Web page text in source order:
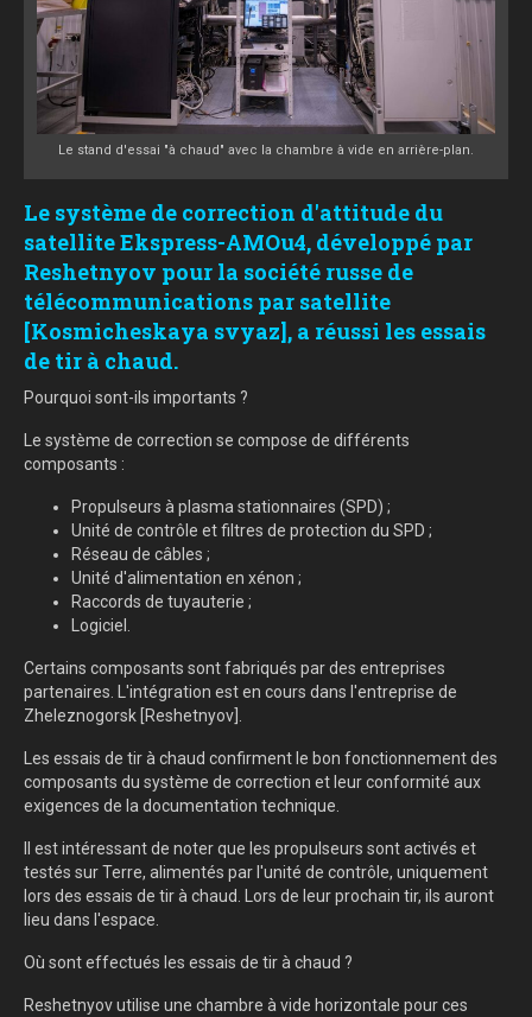
Le stand d'essai "à chaud" avec la chambre à vide en arrière-plan.
Le système de correction d'attitude du
satellite Ekspress-AMOu4, développé par
Reshetnyov pour la société russe de
télécommunications par satellite
[Kosmicheskaya svyaz], a réussi les essais
de tir à chaud.
Pourquoi sont-ils importants ?
Le système de correction se compose de différents
composants :
Propulseurs à plasma stationnaires (SPD) ;
Unité de contrôle et filtres de protection du SPD ;
Réseau de câbles ;
Unité d'alimentation en xénon ;
Raccords de tuyauterie ;
Logiciel.
Certains composants sont fabriqués par des entreprises
partenaires. L'intégration est en cours dans l'entreprise de
Zheleznogorsk [Reshetnyov].
Les essais de tir à chaud confirment le bon fonctionnement des
composants du système de correction et leur conformité aux
exigences de la documentation technique.
Il est intéressant de noter que les propulseurs sont activés et
testés sur Terre, alimentés par l'unité de contrôle, uniquement
lors des essais de tir à chaud. Lors de leur prochain tir, ils auront
lieu dans l'espace.
Où sont effectués les essais de tir à chaud ?
Reshetnyov utilise une chambre à vide horizontale pour ces